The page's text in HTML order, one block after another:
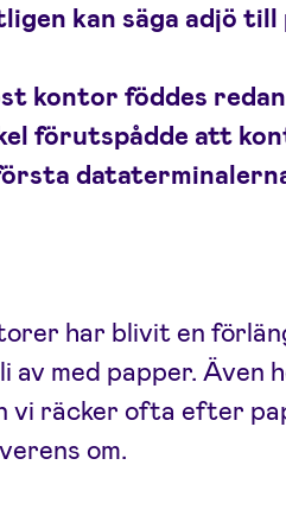
kan säga adjö till
kontor föddes redan
förutspådde att
har blivit en
av med papper. Även
vi räcker ofta efter
om.